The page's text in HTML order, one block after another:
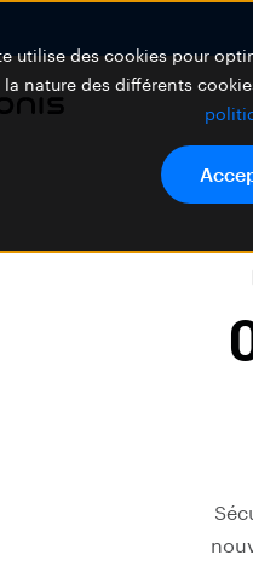
utilise des cookies pour
la nature des différents